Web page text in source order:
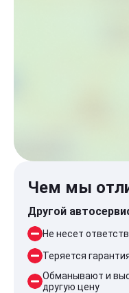
Чем мы
Другой
Не несет
Теряется
Обманывают и
другую цену